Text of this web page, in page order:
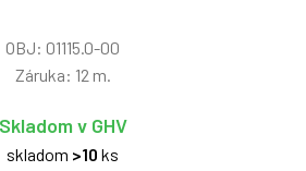
OBJ: 01115.0-00
Záruka: 12 m.
Skladom v GHV
skladom >10 ks